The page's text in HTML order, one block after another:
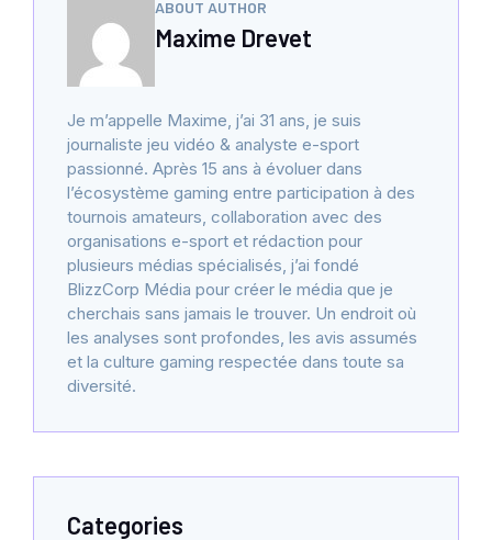
ABOUT AUTHOR
Maxime Drevet
Je m’appelle Maxime, j’ai 31 ans, je suis
journaliste jeu vidéo & analyste e-sport
passionné. Après 15 ans à évoluer dans
l’écosystème gaming entre participation à des
tournois amateurs, collaboration avec des
organisations e-sport et rédaction pour
plusieurs médias spécialisés, j’ai fondé
BlizzCorp Média pour créer le média que je
cherchais sans jamais le trouver. Un endroit où
les analyses sont profondes, les avis assumés
et la culture gaming respectée dans toute sa
diversité.
Categories